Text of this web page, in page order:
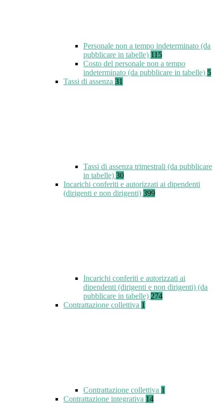
Personale non a tempo indeterminato (da
pubblicare in tabelle) 115
Costo del personale non a tempo
indeterminato (da pubblicare in tabelle) 5
Tassi di assenza 31
Tassi di assenza trimestrali (da pubblicare
in tabelle) 30
Incarichi conferiti e autorizzati ai dipendenti
(dirigenti e non dirigenti) 399
Incarichi conferiti e autorizzati ai
dipendenti (dirigenti e non dirigenti) (da
pubblicare in tabelle) 274
Contrattazione collettiva 1
Contrattazione collettiva 1
Contrattazione integrativa 14